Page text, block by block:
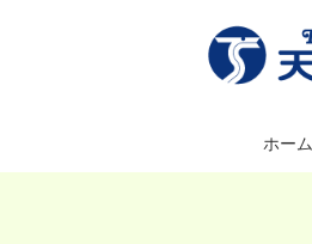
ホーム